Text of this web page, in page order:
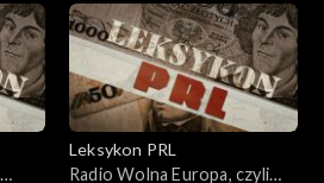
Leksykon PRL
Radio Wolna Europa, czyli